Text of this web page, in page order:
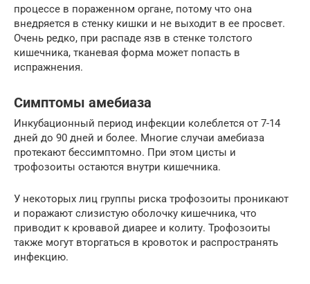
процессе в пораженном органе, потому что она
внедряется в стенку кишки и не выходит в ее просвет.
Очень редко, при распаде язв в стенке толстого
кишечника, тканевая форма может попасть в
испражнения.
Симптомы амебиаза
Инкубационный период инфекции колеблется от 7-14
дней до 90 дней и более. Многие случаи амебиаза
протекают бессимптомно. При этом цисты и
трофозоиты остаются внутри кишечника.
У некоторых лиц группы риска трофозоиты проникают
и поражают слизистую оболочку кишечника, что
приводит к кровавой диарее и колиту. Трофозоиты
также могут вторгаться в кровоток и распространять
инфекцию.